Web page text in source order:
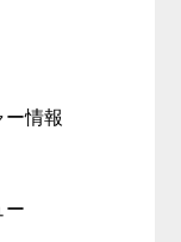
情報
ー